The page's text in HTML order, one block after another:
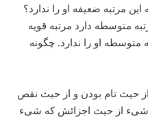
مرتبه ضعیفه او را ندارد؟
متوسطه دارد مرتبه قویه
متوسطه او را ندارد. چگونه
حیث تام بودن و از حیث نقص
شیء از حیث اجزائش که شیء